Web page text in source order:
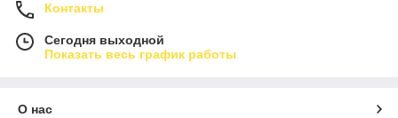
Контакты
Сегодня выходной
Показать весь график работы
О нас